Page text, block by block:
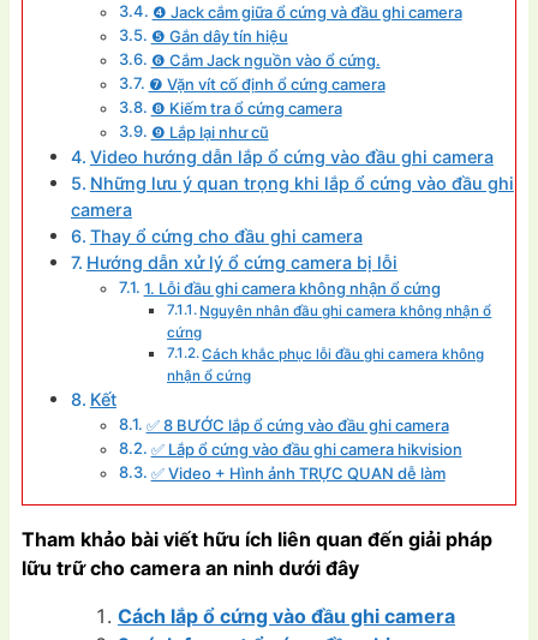
❹ Jack cắm giữa ổ cứng và đầu ghi camera
❺ Gắn dây tín hiệu
❻ Cắm Jack nguồn vào ổ cứng.
❼ Vặn vít cố định ổ cứng camera
❽ Kiếm tra ổ cứng camera
❾ Lắp lại như cũ
Video hướng dẫn lắp ổ cứng vào đầu ghi camera
Những lưu ý quan trọng khi lắp ổ cứng vào đầu ghi
camera
Thay ổ cứng cho đầu ghi camera
Hướng dẫn xử lý ổ cứng camera bị lỗi
1. Lỗi đầu ghi camera không nhận ổ cứng
Nguyên nhân đầu ghi camera không nhận ổ
cứng
Cách khắc phục lỗi đầu ghi camera không
nhận ổ cứng
Kết
✅ 8 BƯỚC lắp ổ cứng vào đầu ghi camera
✅ Lắp ổ cứng vào đầu ghi camera hikvision
✅ Video + Hình ảnh TRỰC QUAN dễ làm
Tham khảo bài viết hữu ích liên quan đến giải pháp
lữu trữ cho camera an ninh dưới đây
Cách lắp ổ cứng vào đầu ghi camera